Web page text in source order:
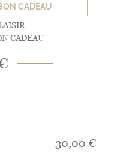
CADEAU
CADEAU
30,00 €